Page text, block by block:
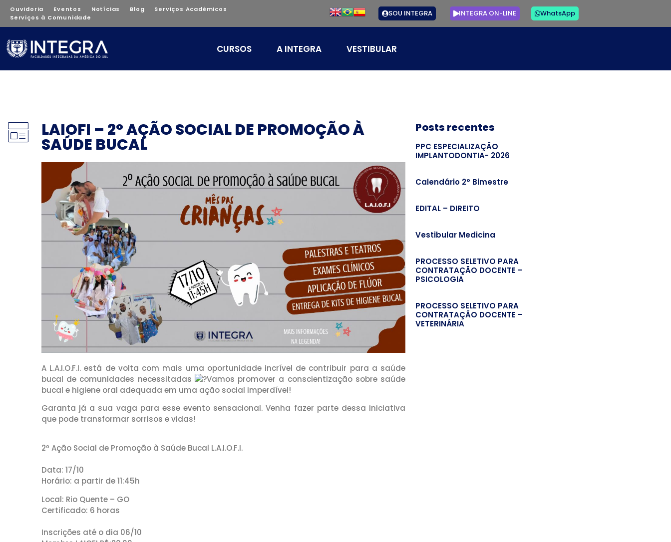
Ouvidoria Eventos Notícias Blog
Serviços Acadêmicos
Serviços à Comunidade
SOU INTEGRA INTEGRA ON-LINE WhatsApp
CURSOS A INTEGRA VESTIBULAR
LAIOFI – 2° AÇÃO SOCIAL DE PROMOÇÃO À
SAÚDE BUCAL
A L.A.I.O.F.I. está de volta com mais uma oportunidade incrível de contribuir para a saúde
bucal de comunidades necessitadas
Vamos promover a conscientização sobre saúde
bucal e higiene oral adequada em uma ação social imperdível!
Garanta já a sua vaga para esse evento sensacional. Venha fazer parte dessa iniciativa
que pode transformar sorrisos e vidas!
2º Ação Social de Promoção à Saúde Bucal L.A.I.O.F.I.
Data: 17/10
Horário: a partir de 11:45h
Local: Rio Quente – GO
Certificado: 6 horas
Inscrições até o dia 06/10
Posts recentes
PPC ESPECIALIZAÇÃO
IMPLANTODONTIA- 2026
Calendário 2° Bimestre
EDITAL – DIREITO
Vestibular Medicina
PROCESSO SELETIVO PARA
CONTRATAÇÃO DOCENTE –
PSICOLOGIA
PROCESSO SELETIVO PARA
CONTRATAÇÃO DOCENTE –
VETERINÁRIA